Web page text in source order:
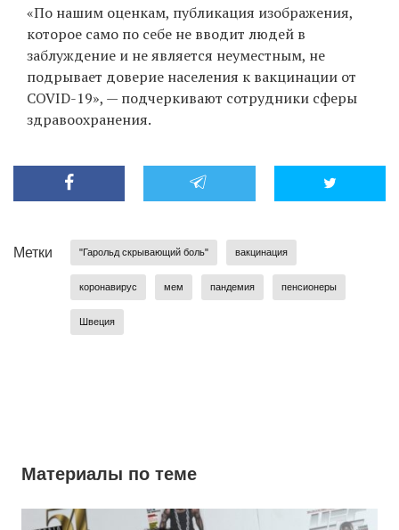
«По нашим оценкам, публикация изображения,
которое само по себе не вводит людей в
заблуждение и не является неуместным, не
подрывает доверие населения к вакцинации от
COVID-19», — подчеркивают сотрудники сферы
здравоохранения.
Метки "Гарольд скрывающий боль" вакцинация
коронавирус мем пандемия пенсионеры
Швеция
Материалы по теме